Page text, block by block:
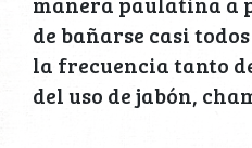
de bañarse casi
la frecuencia tanto
del uso de jabón,